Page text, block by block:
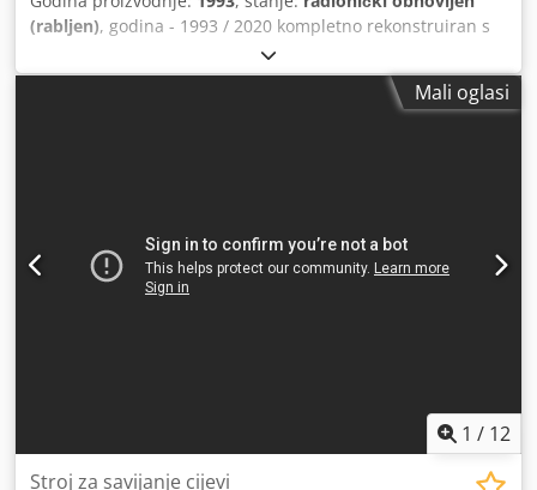
(rabljen), godina - 1993 / 2020 kompletno rekonstruiran s
novim PLC Managementom promjer cijevi max. 100 mm
debljina stijenke - 10 mm duljina izvlačenja cijevi - 6000
/12000 mm Dksdpfxoiau Uuj Ap Ajr Savijanje cijevi s trnom
Mali oglasi
1 / 12
Stroj za savijanje cijevi